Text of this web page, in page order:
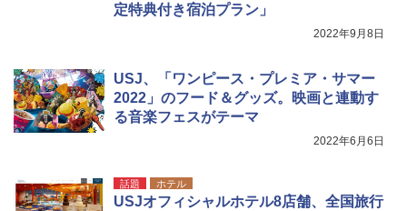
定特典付き宿泊プラン」
2022年9月8日
USJ、「ワンピース・プレミア・サマー
2022」のフード＆グッズ。映画と連動す
る音楽フェスがテーマ
2022年6月6日
話題 ホテル
USJオフィシャルホテル8店舗、全国旅行